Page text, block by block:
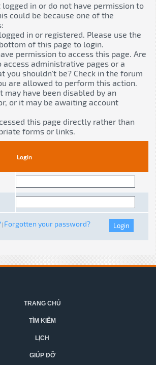
in or do not have permission to
could be because one of the
in or registered. Please use the
of this page to login.
permission to access this page. Are
access administrative pages or a
you shouldn't be? Check in the forum
are allowed to perform this action.
may have been disabled by an
or it may be awaiting account
this page directly rather than
forms or links.
Login
Forgotten your password?
TRANG CHỦ
TÌM KIẾM
LỊCH
GIÚP ĐỠ